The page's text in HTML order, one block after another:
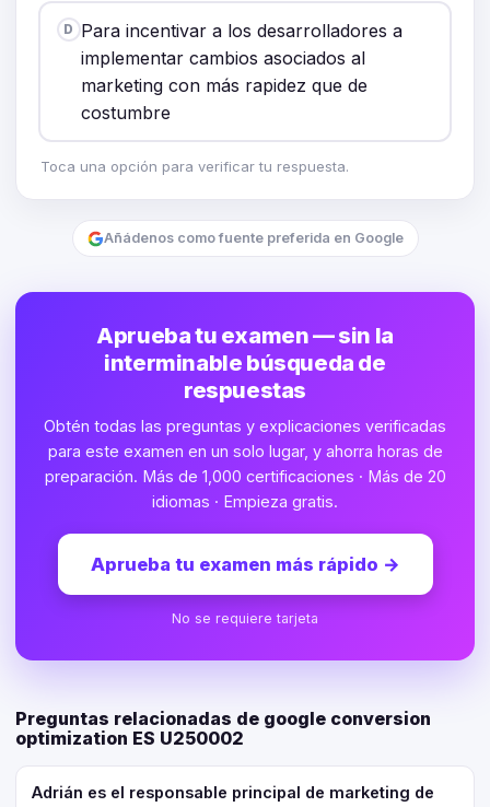
D Para incentivar a los desarrolladores a
implementar cambios asociados al
marketing con más rapidez que de
costumbre
Toca una opción para verificar tu respuesta.
Añádenos como fuente preferida en Google
Aprueba tu examen — sin la
interminable búsqueda de
respuestas
Obtén todas las preguntas y explicaciones verificadas
para este examen en un solo lugar, y ahorra horas de
preparación. Más de 1,000 certificaciones · Más de 20
idiomas · Empieza gratis.
Aprueba tu examen más rápido →
No se requiere tarjeta
Preguntas relacionadas de google conversion
optimization ES U250002
Adrián es el responsable principal de marketing de